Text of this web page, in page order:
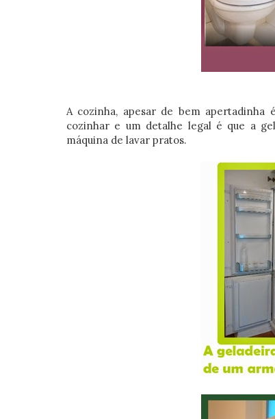
A cozinha, apesar de bem apertadinha
cozinhar e um detalhe legal é que a
máquina de lavar pratos.